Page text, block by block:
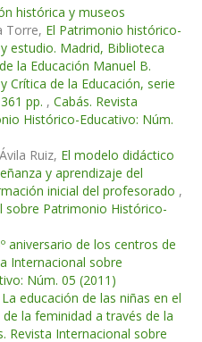
histórica y museos
Torre, El Patrimonio histórico-
estudio. Madrid, Biblioteca
la Educación Manuel B.
Crítica de la Educación, serie
pp. , Cabás. Revista
Histórico-Educativo: Núm.
Ruiz, El modelo didáctico
y aprendizaje del
inicial del profesorado ,
sobre Patrimonio Histórico-
aniversario de los centros de
Internacional sobre
Núm. 05 (2011)
La educación de las niñas en el
la feminidad a través de la
Revista Internacional sobre